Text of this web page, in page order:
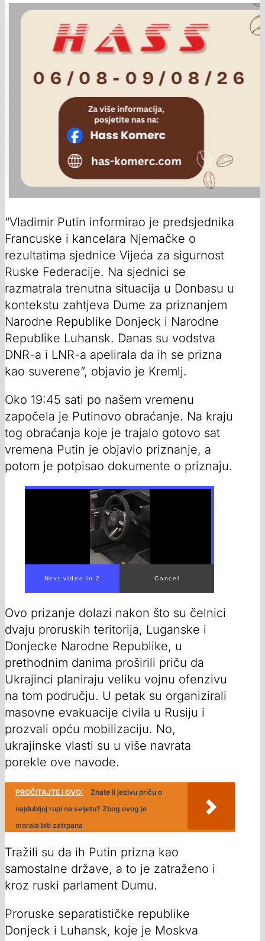
“Vladimir Putin informirao je predsjednika
Francuske i kancelara Njemačke o
rezultatima sjednice Vijeća za sigurnost
Ruske Federacije. Na sjednici se
razmatrala trenutna situacija u Donbasu u
kontekstu zahtjeva Dume za priznanjem
Narodne Republike Donjeck i Narodne
Republike Luhansk. Danas su vodstva
DNR-a i LNR-a apelirala da ih se prizna
kao suverene”, objavio je Kremlj.
Oko 19:45 sati po našem vremenu
započela je Putinovo obraćanje. Na kraju
tog obraćanja koje je trajalo gotovo sat
vremena Putin je objavio priznanje, a
potom je potpisao dokumente o priznaju.
Next video in 1 Cancel
Ovo prizanje dolazi nakon što su čelnici
dvaju proruskih teritorija, Luganske i
Donjecke Narodne Republike, u
prethodnim danima proširili priču da
Ukrajinci planiraju veliku vojnu ofenzivu
na tom području. U petak su organizirali
masovne evakuacije civila u Rusiju i
prozvali opću mobilizaciju. No,
ukrajinske vlasti su u više navrata
porekle ove navode.
PROČITAJTE I OVO:
Znate li jezivu priču o
najdubljoj rupi na svijetu? Zbog ovog je
morala biti zatrpana
Tražili su da ih Putin prizna kao
samostalne države, a to je zatraženo i
kroz ruski parlament Dumu.
Proruske separatističke republike
Donjeck i Luhansk, koje je Moskva